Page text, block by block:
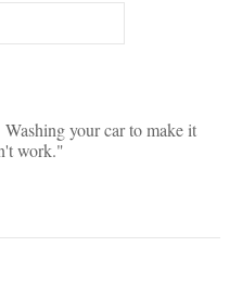
your car to make it
work.